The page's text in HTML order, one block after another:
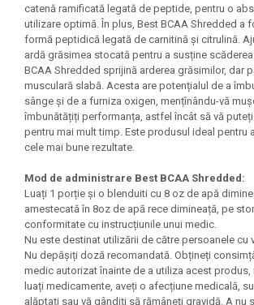
Swanson
Under Armour
Universal
Vitargo
Weider
Zenana
catenă ramificată legată de peptide, pentru o
utilizare optimă. În plus, Best BCAA Shredded a
formă peptidică legată de carnitină și citrulină.
ardă grăsimea stocată pentru a susține
BCAA Shredded sprijină arderea grăsimilor, dar
musculară slabă. Acesta are potențialul de a
sânge și de a furniza oxigen, mențînându-vă
îmbunătățiți performanța, astfel încât să vă puteți
pentru mai mult timp. Este produsul ideal pentru
cele mai bune rezultate.
Mod de administrare Best BCAA Shredded:
Luați 1 porție și o blenduiti cu 8 oz de apă
amestecată în 8oz de apă rece dimineață, pe
conformitate cu instrucțiunile unui medic.
Nu este destinat utilizării de către persoanele cu
Nu depășiți doză recomandată. Obțineți
medic autorizat înainte de a utiliza acest produs,
luați medicamente, aveți o afecțiune medicală,
alăptați sau vă gândiți să rămâneți gravidă. A nu